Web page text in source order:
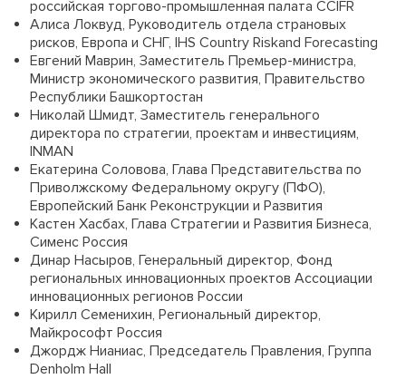
российская торгово-промышленная палата CCIFR
Алиса Локвуд, Руководитель отдела страновых
рисков, Европа и СНГ, IHS Country Riskand Forecasting
Евгений Маврин, Заместитель Премьер-министра,
Министр экономического развития, Правительство
Республики Башкортостан
Николай Шмидт, Заместитель генерального
директора по стратегии, проектам и инвестициям,
INMAN
Екатерина Соловова, Глава Представительства по
Приволжскому Федеральному округу (ПФО),
Европейский Банк Реконструкции и Развития
Кастен Хасбах, Глава Стратегии и Развития Бизнеса,
Сименс Россия
Динар Насыров, Генеральный директор, Фонд
региональных инновационных проектов Ассоциации
инновационных регионов России
Кирилл Семенихин, Региональный директор,
Майкрософт Россия
Джордж Нианиас, Председатель Правления, Группа
Denholm Hall